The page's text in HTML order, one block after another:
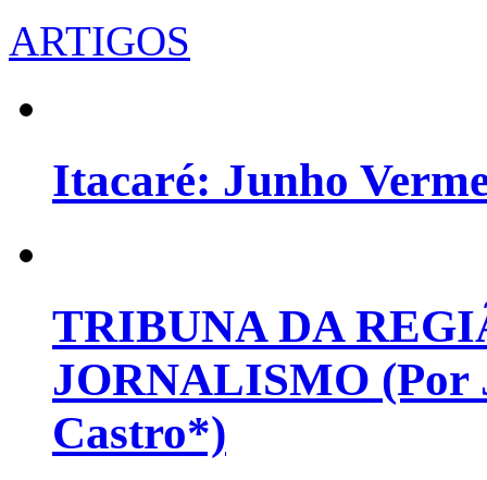
ARTIGOS
Itacaré: Junho
TRIBUNA DA
JORNALISMO (Por
Castro*)